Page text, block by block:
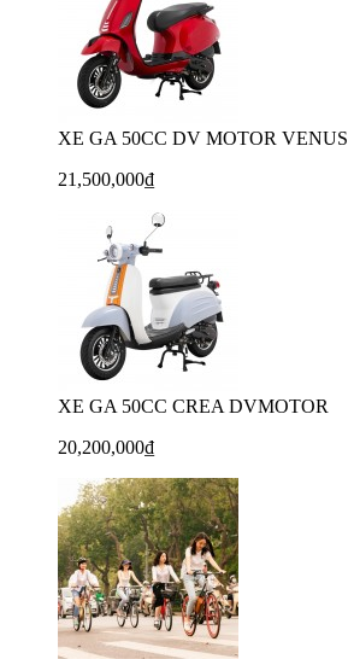
XE GA 50CC DV MOTOR VENUS
21,500,000₫
XE GA 50CC CREA DVMOTOR
20,200,000₫